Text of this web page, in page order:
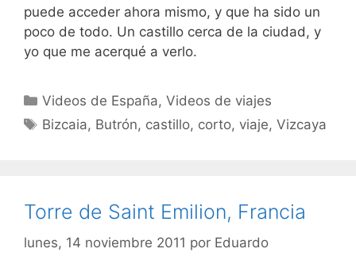
puede acceder ahora mismo, y que ha sido un
poco de todo. Un castillo cerca de la ciudad, y
yo que me acerqué a verlo.
Categorías
Videos de España,Videos de viajes
Etiquetas
Bizcaia, Butrón, castillo, corto, viaje,Vizcaya
Torre de Saint Emilion, Francia
lunes, 14 noviembre 2011 por Eduardo